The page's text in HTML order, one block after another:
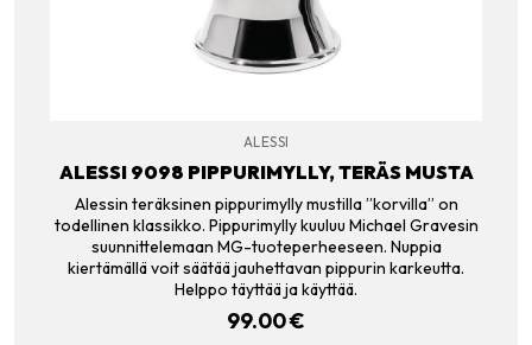
ALESSI
ALESSI 9098 PIPPURIMYLLY, TERÄS MUSTA
Alessin teräksinen pippurimylly mustilla ”korvilla” on
todellinen klassikko. Pippurimylly kuuluu Michael Gravesin
suunnittelemaan MG-tuoteperheeseen. Nuppia
kiertämällä voit säätää jauhettavan pippurin karkeutta.
Helppo täyttää ja käyttää.
99.00€